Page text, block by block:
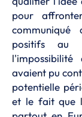
pour
communiqué
positifs au
avaient pu
potentielle
et le fait que